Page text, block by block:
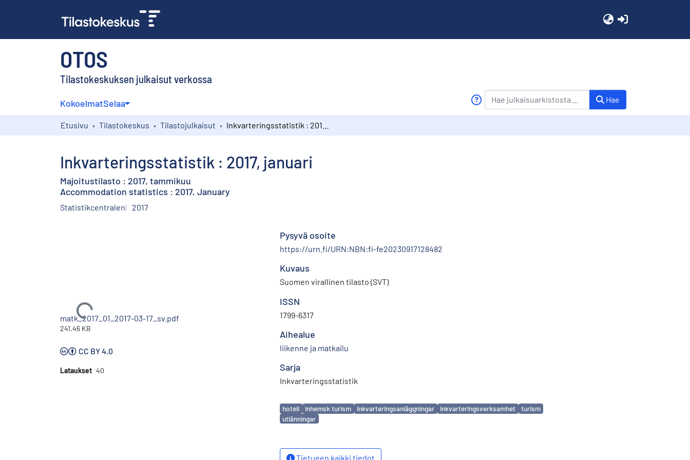
OTOS
Tilastokeskuksen julkaisut verkossa
KokoelmatSelaa Hae
Etusivu Tilastokeskus Tilastojulkaisut
Inkvarteringsstatistik : 2017, januari
Majoitustilasto : 2017, tammikuu
Accommodation statistics : 2017, January
Statistikcentralen 2017
Ladataan...
matk_2017_01_2017-03-17_sv.pdf
241.46 KB
CC BY 4.0
Lataukset 40
Pysyvä osoite
https://urn.fi/URN:NBN:fi-fe20230917128482
Kuvaus
Suomen virallinen tilasto (SVT)
ISSN
1799-6317
Aihealue
liikenne ja matkailu
Sarja
Inkvarteringsstatistik
Avainsanat
hotell inhemsk turism inkvarteringsanläggningar inkvarteringsverksamhet
turism
utlänningar
Tietueen kaikki tiedot